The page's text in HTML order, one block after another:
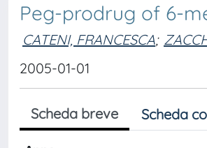
Peg-prodrug of 6-
CATENI, FRANCESCA;
2005-01-01
Scheda breve Scheda